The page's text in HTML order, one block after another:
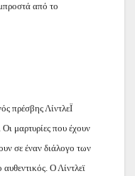
από το
πρέσβης ΛίντλεΪ
μαρτυρίες που έχουν
σε έναν διάλογο των
Ο Λίντλεϊ